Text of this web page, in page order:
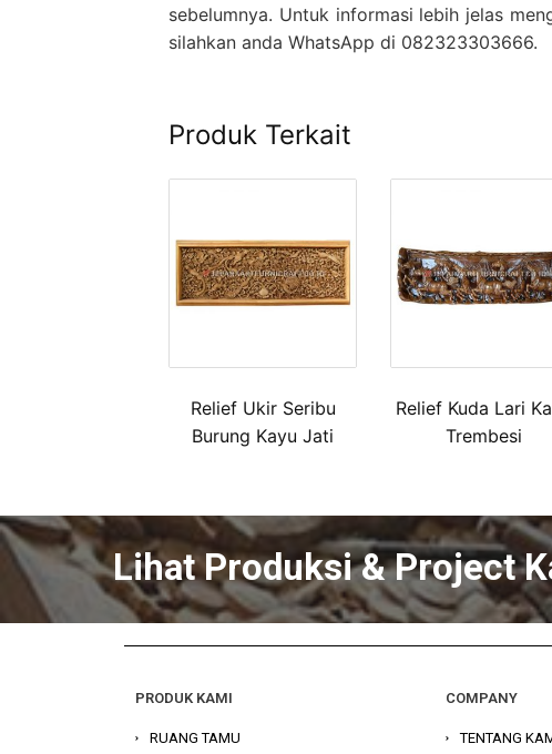
sebelumnya. Untuk informasi lebih jelas
silahkan anda WhatsApp di 082323303666.
Produk Terkait
Relief Ukir Seribu
Burung Kayu Jati
Relief Kuda Lari
Trembesi
Lihat Produksi & Project
PRODUK KAMI
RUANG TAMU
COMPANY
TENTANG